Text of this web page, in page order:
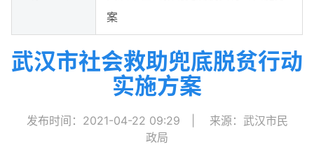
案
武汉市社会救助兜底脱贫行动
实施方案
发布时间：2021-04-22 09:29
来源：武汉市民
政局